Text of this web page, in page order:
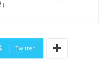
Twitter